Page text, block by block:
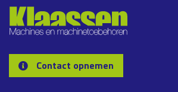
Contact opnemen